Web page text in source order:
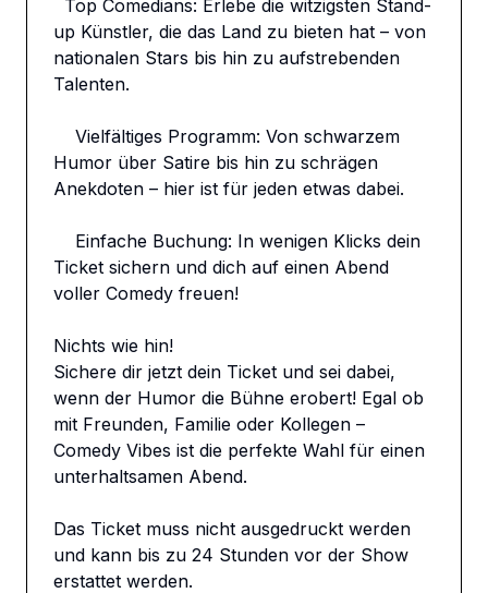
up Künstler, die das Land zu bieten hat – von
nationalen Stars bis hin zu aufstrebenden
Talenten.
Humor über Satire bis hin zu schrägen
Anekdoten – hier ist für jeden etwas dabei.
Ticket sichern und dich auf einen Abend
voller Comedy freuen!
Nichts wie hin!
Sichere dir jetzt dein Ticket und sei dabei,
wenn der Humor die Bühne erobert! Egal ob
mit Freunden, Familie oder Kollegen –
Comedy Vibes ist die perfekte Wahl für einen
unterhaltsamen Abend.
Das Ticket muss nicht ausgedruckt werden
und kann bis zu 24 Stunden vor der Show
erstattet werden.